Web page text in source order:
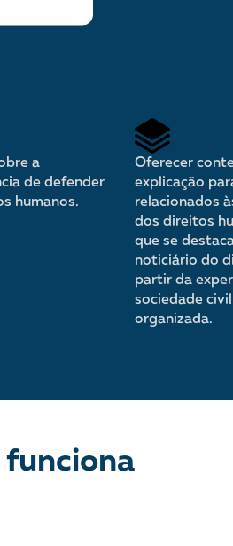
a
de defender
humanos.
Oferecer
explicação
relacionados
dos direitos
que se
noticiário do
partir da
sociedade civil
organizada.
funciona